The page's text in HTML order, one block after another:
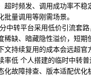
超时频发、调用成功率不稳
量调用等刚需场景。
中转平台采用低价引流套
稀缺、暗藏隐性溢价，短期
持续复用的成本会远超官
率低 个人搭建的临时中转
化故障排查、版本适配优化